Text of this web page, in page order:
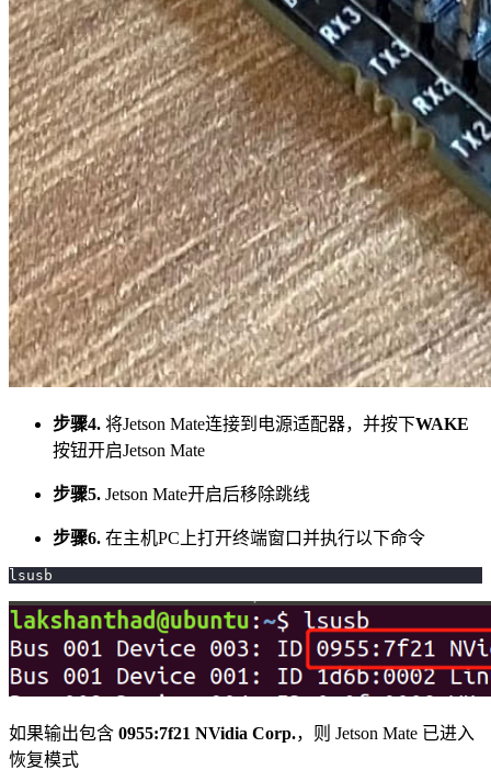
步骤4. 将Jetson Mate连接到电源适配器，并按下WAKE
按钮开启Jetson Mate
步骤5. Jetson Mate开启后移除跳线
步骤6. 在主机PC上打开终端窗口并执行以下命令
lsusb
如果输出包含 0955:7f21 NVidia Corp.，则 Jetson Mate 已进入
恢复模式